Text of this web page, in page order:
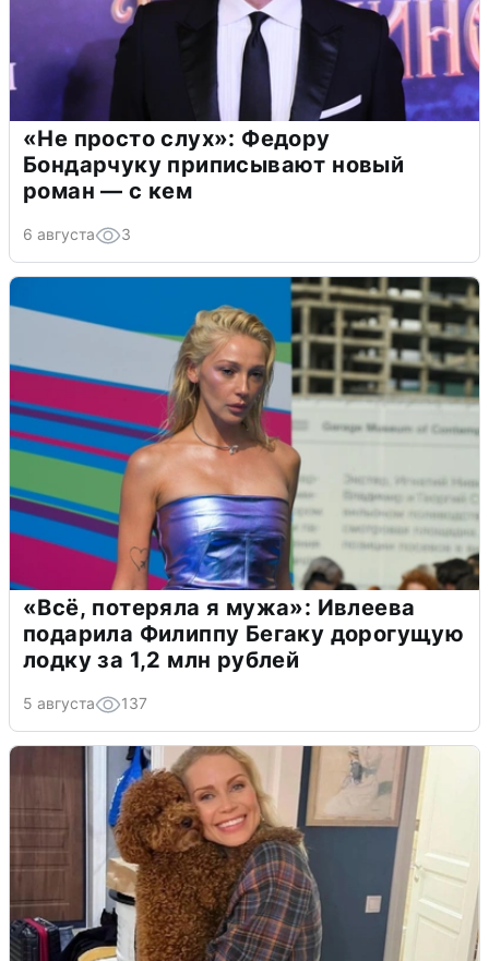
«Не просто слух»: Федору
Бондарчуку приписывают новый
роман — с кем
6 августа 3
«Всё, потеряла я мужа»: Ивлеева
подарила Филиппу Бегаку дорогущую
лодку за 1,2 млн рублей
5 августа 137